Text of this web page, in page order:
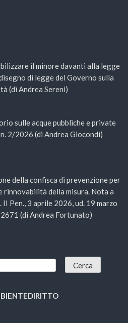
il minore davanti alla legge
di legge del Governo sulla
(di Andrea Sereni)
sulle acque pubbliche e private
2/2026 (di Andrea Giocondi)
della confisca di prevenzione per
rinnovabilità della misura. Nota a
II Pen., 3 aprile 2026, ud. 19 marzo
(di Andrea Fortunato)